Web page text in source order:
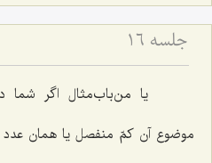
جلسه ۱۶
یا من‌باب‌مثال اگر
موضوع آن کمّ منفصل یا همان